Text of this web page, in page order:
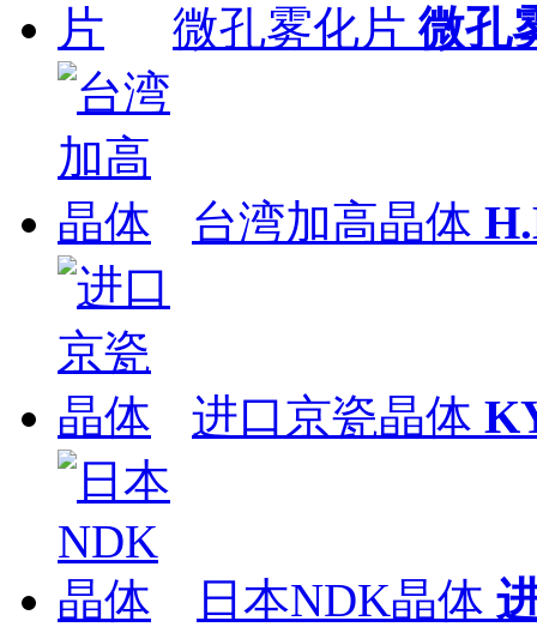
微孔雾化片 微孔
台湾加高晶体
进口京瓷晶体
日本NDK晶体